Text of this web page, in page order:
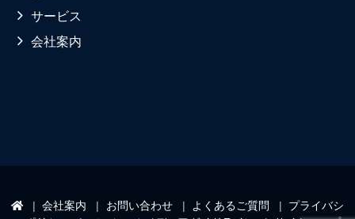
サービス
会社案内
会社案内 お問い合わせ よくあるご質問
プライバシ